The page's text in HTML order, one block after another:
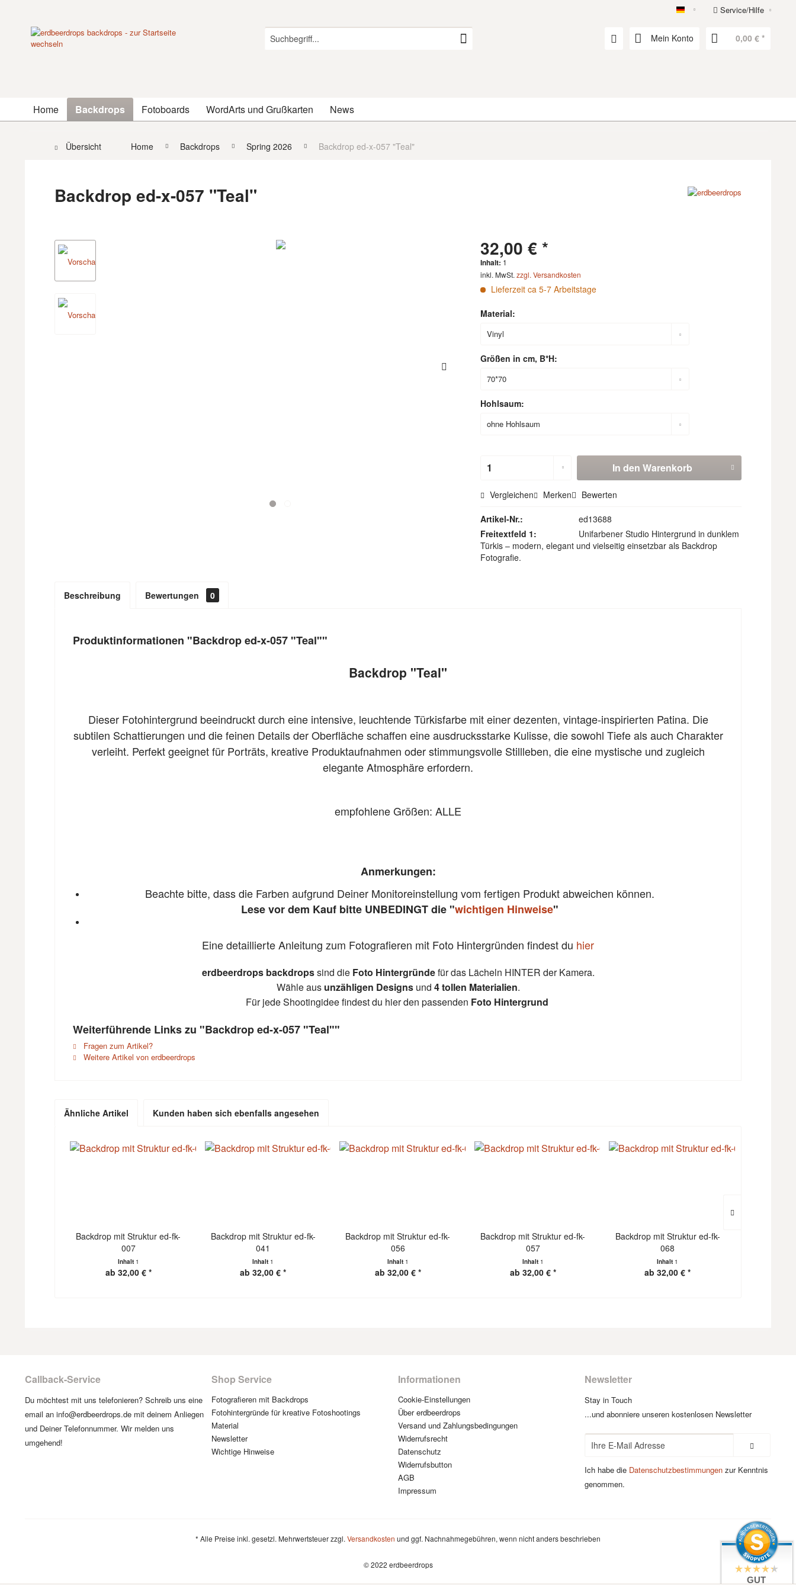
erdbeerdropsService/Hilfe
Mein Konto 0,00 € *
Home Backdrops Fotoboards WordArts und Grußkarten News
Übersicht Home Backdrops Spring 2026 Backdrop ed-x-057 "Teal"
Backdrop ed-x-057 "Teal"
32,00 € *
Inhalt: 1
inkl. MwSt.zzgl. Versandkosten
Lieferzeit ca 5-7 Arbeitstage
Material:
Größen in cm, B*H:
Hohlsaum:
In den Warenkorb
Vergleichen Merken Bewerten
Artikel-Nr.:
ed13688
Freitextfeld 1:
Unifarbener Studio Hintergrund in dunklem
Türkis – modern, elegant und vielseitig einsetzbar als Backdrop
Fotografie.
Beschreibung Bewertungen 0
Produktinformationen "Backdrop ed-x-057 "Teal""
Backdrop "Teal"
Dieser Fotohintergrund beeindruckt durch eine intensive, leuchtende Türkisfarbe mit einer dezenten, vintage-inspirierten Patina. Die
subtilen Schattierungen und die feinen Details der Oberfläche schaffen eine ausdrucksstarke Kulisse, die sowohl Tiefe als auch Charakter
verleiht. Perfekt geeignet für Porträts, kreative Produktaufnahmen oder stimmungsvolle Stillleben, die eine mystische und zugleich
elegante Atmosphäre erfordern.
empfohlene Größen: ALLE
Anmerkungen:
Beachte bitte, dass die Farben aufgrund Deiner Monitoreinstellung vom fertigen Produkt abweichen können.
Lese vor dem Kauf bitte UNBEDINGT die "wichtigen Hinweise"
Eine detaillierte Anleitung zum Fotografieren mit Foto Hintergründen findest du hier
erdbeerdrops backdropssind die Foto Hintergründefür das Lächeln HINTER der Kamera.
Wähle aus unzähligen Designsund 4 tollen Materialien.
Für jede Shootingidee findest du hier den passenden Foto Hintergrund
Weiterführende Links zu "Backdrop ed-x-057 "Teal""
Fragen zum Artikel?
Weitere Artikel von erdbeerdrops
Ähnliche Artikel Kunden haben sich ebenfalls angesehen
Backdrop mit Struktur ed-fk-
007
Inhalt 1
ab 32,00 € *
Backdrop mit Struktur ed-fk-
041
Inhalt 1
ab 32,00 € *
Backdrop mit Struktur ed-fk-
056
Inhalt 1
ab 32,00 € *
Backdrop mit Struktur ed-fk-
057
Inhalt 1
ab 32,00 € *
Backdrop mit Struktur ed-fk-
068
Inhalt 1
ab 32,00 € *
Callback-Service
Du möchtest mit uns telefonieren? Schreib uns eine
email an info@erdbeerdrops.de mit deinem Anliegen
und Deiner Telefonnummer. Wir melden uns
umgehend!
Shop Service
Fotografieren mit Backdrops
Fotohintergründe für kreative Fotoshootings
Material
Newsletter
Wichtige Hinweise
Informationen
Cookie-Einstellungen
Über erdbeerdrops
Versand und Zahlungsbedingungen
Widerrufsrecht
Datenschutz
Widerrufsbutton
AGB
Impressum
Newsletter
Stay in Touch
...und abonniere unseren kostenlosen Newsletter
Ich habe die Datenschutzbestimmungen zur Kenntnis
genommen.
* Alle Preise inkl. gesetzl. Mehrwertsteuer zzgl. Versandkosten und ggf. Nachnahmegebühren, wenn nicht anders beschrieben
© 2022 erdbeerdrops
GUT